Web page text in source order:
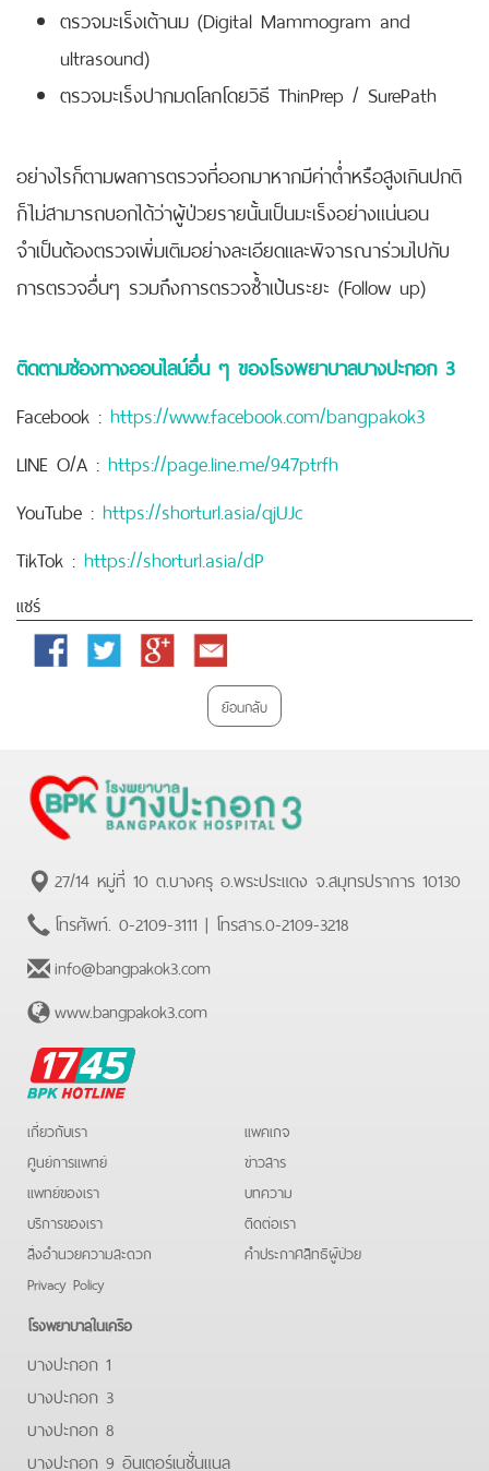
ตรวจมะเร็งเต้านม (Digital Mammogram and
ultrasound)
ตรวจมะเร็งปากมดโลกโดยวิธี ThinPrep / SurePath
อย่างไรก็ตามผลการตรวจที่ออกมาหากมีค่าต่ำหรือสูงเกินปกติ
ก็ไม่สามารถบอกได้ว่าผู้ป่วยรายนั้นเป็นมะเร็งอย่างแน่นอน
จำเป็นต้องตรวจเพิ่มเติมอย่างละเอียดและพิจารณาร่วมไปกับ
การตรวจอื่นๆ รวมถึงการตรวจซ้ำเป้นระยะ (Follow up)
ติดตามช่องทางออนไลน์อื่น ๆ ของโรงพยาบาลบางปะกอก 3
Facebook : https://www.facebook.com/bangpakok3
LINE O/A : https://page.line.me/947ptrfh
YouTube : https://shorturl.asia/qjUJc
TikTok : https://shorturl.asia/dP
แชร์
Facebook Twitter
Google
Email
ย้อนกลับ
27/14 หมู่ที่ 10 ต.บางครุ อ.พระประแดง จ.สมุทรปราการ 10130
โทรศัพท์. 0-2109-3111 | โทรสาร.0-2109-3218
info@bangpakok3.com
www.bangpakok3.com
BPK
Hotline
เกี่ยวกับเรา
ศูนย์การแพทย์
แพทย์ของเรา
บริการของเรา
สิ่งอำนวยความสะดวก
Privacy Policy
แพคเกจ
ข่าวสาร
บทความ
ติดต่อเรา
คําประกาศสิทธิผู้ป่วย
โรงพยาบาลในเครือ
บางปะกอก 1
บางปะกอก 3
บางปะกอก 8
บางปะกอก 9 อินเตอร์เนชั่นแนล